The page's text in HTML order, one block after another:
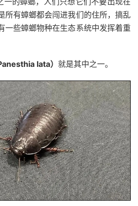
所有蟑螂都会闯进我们的住所，搞乱
一些蟑螂物种在生态系统中发挥着重
lata） 就是其中之一。